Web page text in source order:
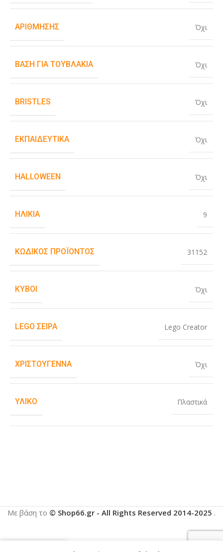
ΑΡΊΘΜΗΣΗΣ Όχι
ΒΆΣΗ ΓΙΑ ΤΟΥΒΛΆΚΙΑ Όχι
BRISTLES Όχι
ΕΚΠΑΙΔΕΥΤΙΚΆ Όχι
HALLOWEEN Όχι
ΗΛΙΚΊΑ 9
ΚΩΔΙΚΌΣ ΠΡΟΪΌΝΤΟΣ 31152
ΚΎΒΟΙ Όχι
LEGO ΣΕΙΡΆ Lego Creator
ΧΡΙΣΤΟΎΓΕΝΝΑ Όχι
ΥΛΙΚΌ Πλαστικά
Με βάση το © Shop66.gr - All Rights Reserved 2014-2025 .